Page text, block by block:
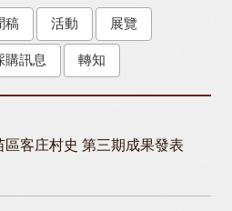
稿 活動 展覽
購訊息 轉知
區客庄村史 第三期成果發表